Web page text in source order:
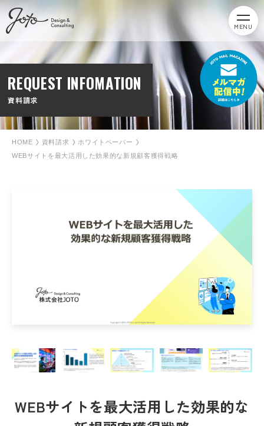
MENU
REQUEST INFOMATION
資料請求
HOME 資料請求
ホワイトペーパー
WEBサイトを最大活用した効果的な新規顧客獲得戦略
WEBサイトを最大活用した効果的な